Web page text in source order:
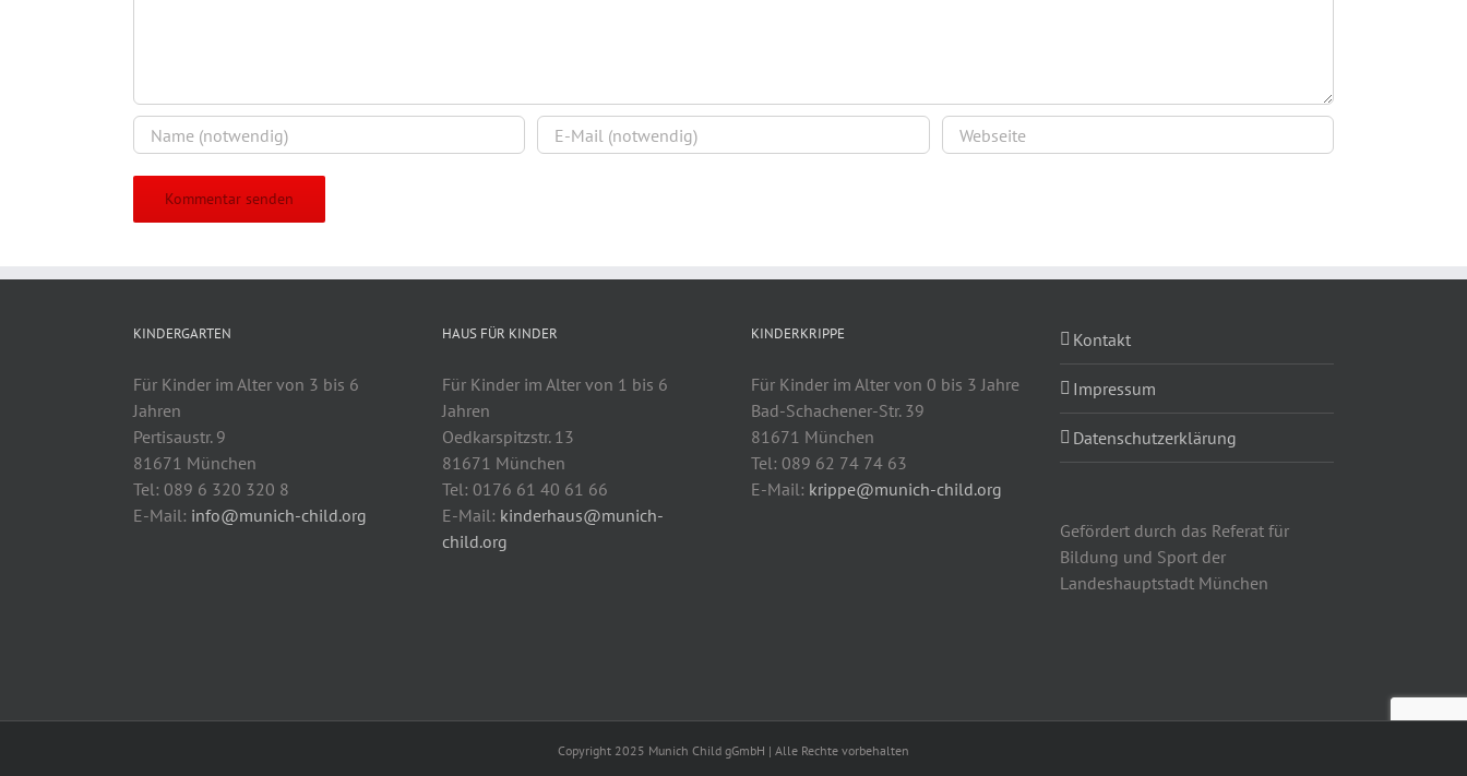
KINDERGARTEN
Für Kinder im Alter von 3 bis 6
Jahren
Pertisaustr. 9
81671 München
Tel: 089 6 320 320 8
E-Mail: info@munich-child.org
HAUS FÜR KINDER
Für Kinder im Alter von 1 bis 6
Jahren
Oedkarspitzstr. 13
81671 München
Tel: 0176 61 40 61 66
E-Mail: kinderhaus@munich-
child.org
KINDERKRIPPE
Für Kinder im Alter von 0 bis 3 Jahre
Bad-Schachener-Str. 39
81671 München
Tel: 089 62 74 74 63
E-Mail: krippe@munich-child.org
Kontakt
Impressum
Datenschutzerklärung
Gefördert durch das Referat für
Bildung und Sport der
Landeshauptstadt München
Copyright 2025 Munich Child gGmbH | Alle Rechte vorbehalten